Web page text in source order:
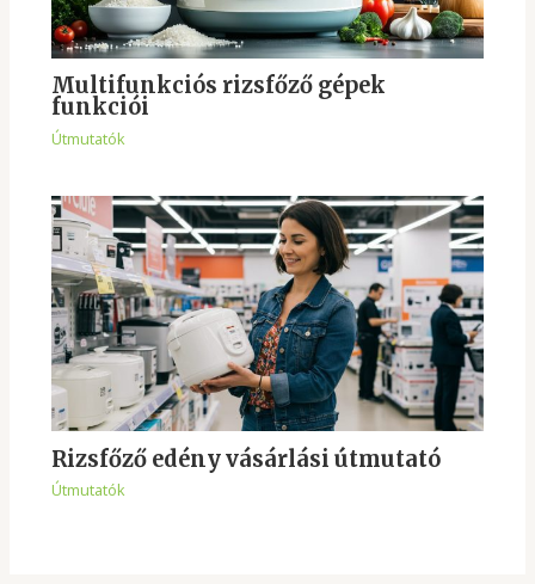
Multifunkciós rizsfőző gépek
funkciói
Útmutatók
Rizsfőző edény vásárlási útmutató
Útmutatók